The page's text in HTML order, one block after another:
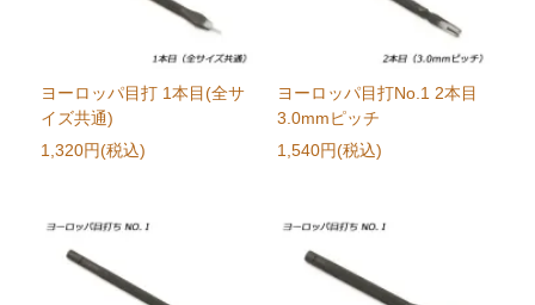
ヨーロッパ目打 1本目(全サ
イズ共通)
1,320円(税込)
ヨーロッパ目打No.1 2本目
3.0mmピッチ
1,540円(税込)